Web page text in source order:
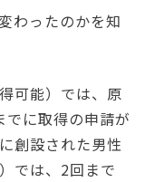
わったのかを知
可能）では、原
でに取得の申請が
創設された男性
では、2回まで